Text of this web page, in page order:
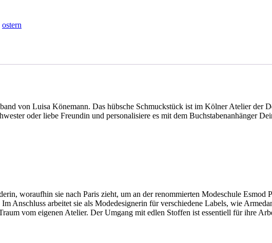
ostern
von Luisa Könemann. Das hübsche Schmuckstück ist im Kölner Atelier der
oder liebe Freundin und personalisiere es mit dem Buchstabenanhänger
woraufhin sie nach Paris zieht, um an der renommierten Modeschule Esmod
Anschluss arbeitet sie als Modedesignerin für verschiedene Labels, wie
vom eigenen Atelier. Der Umgang mit edlen Stoffen ist essentiell für ihre